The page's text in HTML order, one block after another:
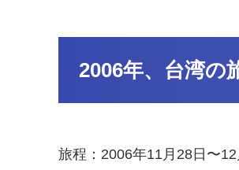
2006年、台湾の
旅程：2006年11月28日〜12